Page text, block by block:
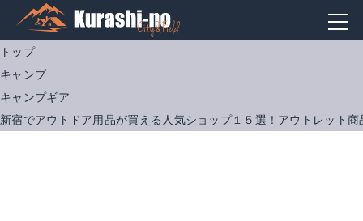
トップ
キャンプ
キャンプギア
新宿でアウトドア用品が買える人気ショップ１５選！アウトレット商